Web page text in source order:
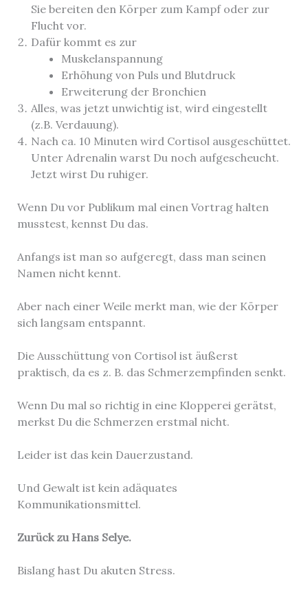
Sie bereiten den Körper zum Kampf oder zur
Flucht vor.
Dafür kommt es zur
Muskelanspannung
Erhöhung von Puls und Blutdruck
Erweiterung der Bronchien
Alles, was jetzt unwichtig ist, wird eingestellt
(z.B. Verdauung).
Nach ca. 10 Minuten wird Cortisol ausgeschüttet.
Unter Adrenalin warst Du noch aufgescheucht.
Jetzt wirst Du ruhiger.
Wenn Du vor Publikum mal einen Vortrag halten
musstest, kennst Du das.
Anfangs ist man so aufgeregt, dass man seinen
Namen nicht kennt.
Aber nach einer Weile merkt man, wie der Körper
sich langsam entspannt.
Die Ausschüttung von Cortisol ist äußerst
praktisch, da es z. B. das Schmerzempfinden senkt.
Wenn Du mal so richtig in eine Klopperei gerätst,
merkst Du die Schmerzen erstmal nicht.
Leider ist das kein Dauerzustand.
Und Gewalt ist kein adäquates
Kommunikationsmittel.
Zurück zu Hans Selye.
Bislang hast Du akuten Stress.